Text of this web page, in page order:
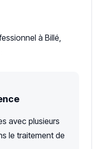
à Billé,
avec plusieurs
le traitement de